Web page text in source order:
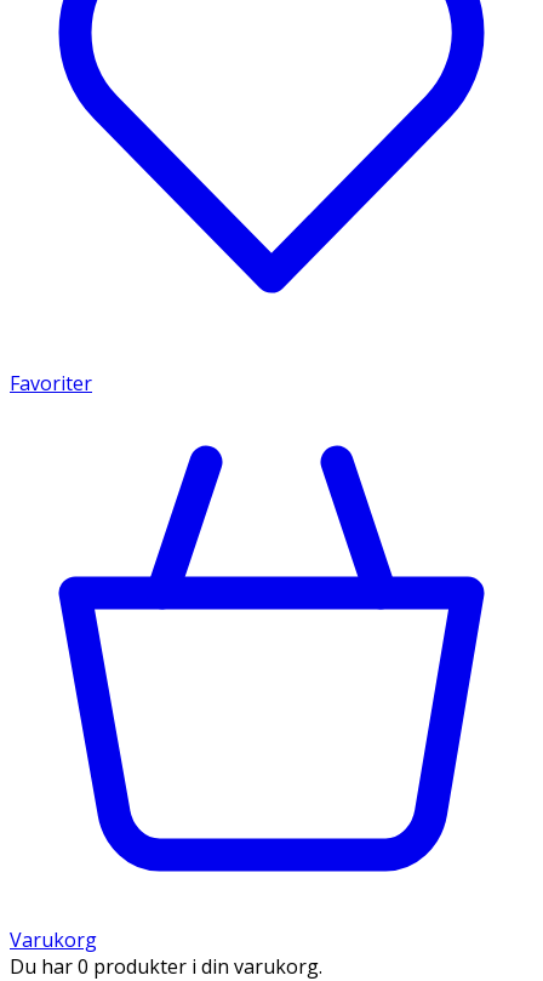
Favoriter
Varukorg
Du har 0 produkter i din varukorg.